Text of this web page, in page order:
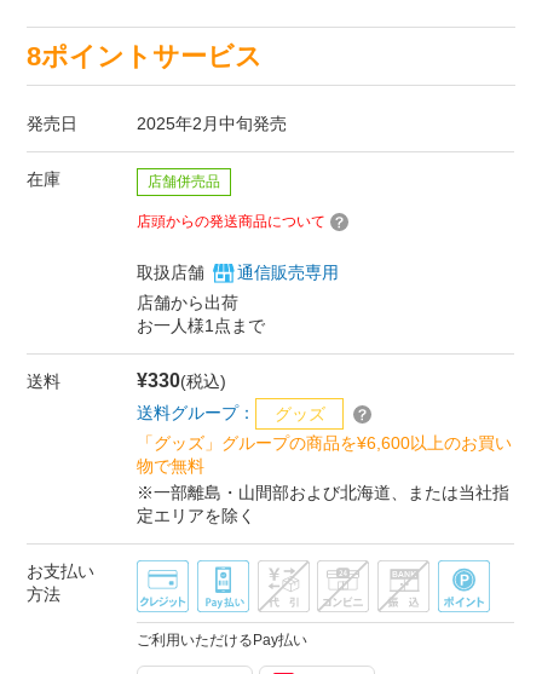
8ポイントサービス
発売日 2025年2月中旬発売
在庫 店舗併売品
店頭からの発送商品について
取扱店舗
通信販売専用
店舗から出荷
お一人様1点まで
送料 ¥330(税込)
送料グループ：
グッズ
「グッズ」グループの商品を¥6,600以上のお買い
物で無料
※一部離島・山間部および北海道、または当社指
定エリアを除く
お支払い
方法
ご利用いただけるPay払い